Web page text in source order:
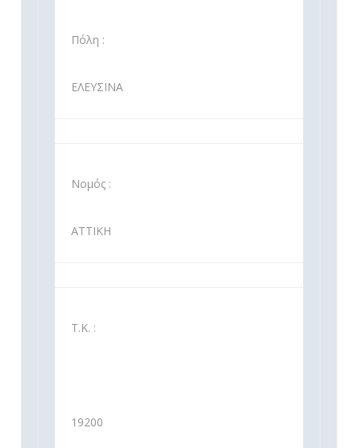
Πόλη :
ΕΛΕΥΣΙΝΑ
Νομός :
ΑΤΤΙΚΗ
Τ.Κ. :
19200